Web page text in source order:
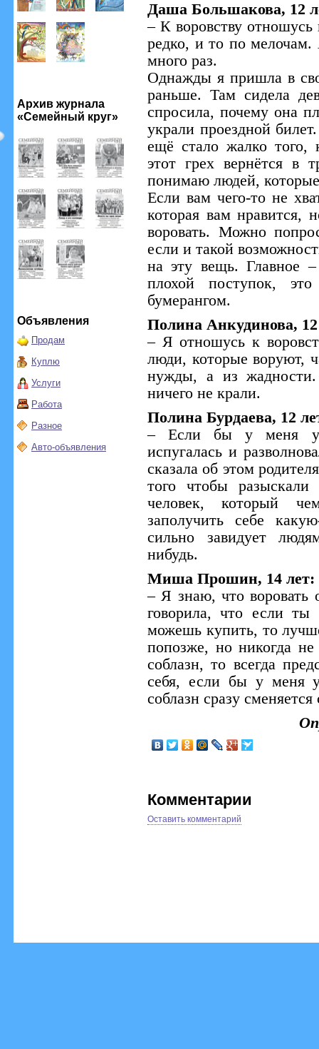
Архив журнала
«Семейный круг»
Объявления
Продам
Куплю
Услуги
Работа
Разное
Авто-объявления
Даша Большакова, 12
– К воровству
редко, и то по
много раз.
Однажды я пришла в
раньше. Там сидела
спросила, почему она
украли проездной
ещё стало жалко того,
этот грех вернётся в
понимаю людей,
Если вам чего-то не
которая вам нравится,
воровать. Можно
если и такой
на эту вещь. Главное
плохой поступок,
бумерангом.
Полина Анкудинова,
– Я отношусь к
люди, которые воруют,
нужды, а из
ничего не крали.
Полина Бурдаева, 12
– Если бы у меня
испугалась и
сказала об этом
того чтобы
человек, который
заполучить себе
сильно завидует
нибудь.
Миша Прошин, 14 лет:
– Я знаю, что воровать
говорила, что если ты
можешь купить, то
попозже, но никогда не
соблазн, то всегда
себя, если бы у меня
соблазн сразу
Комментарии
Оставить комментарий